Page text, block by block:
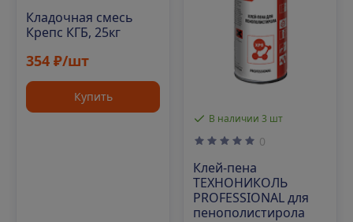
Кладочная смесь
Крепс КГБ, 25кг
354 ₽/шт
Купить
В наличии 3 шт
0
Клей-пена
ТЕХНОНИКОЛЬ
PROFESSIONAL для
пенополистирола